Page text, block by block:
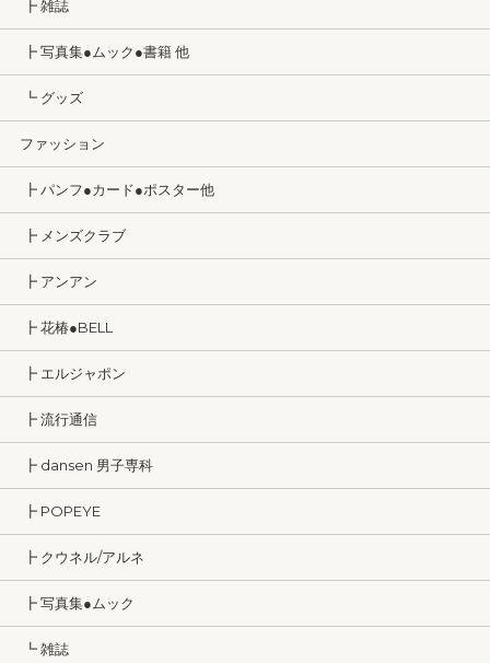
┣ 雑誌
┣ 写真集●ムック●書籍 他
┗ グッズ
ファッション
┣ パンフ●カード●ポスター他
┣ メンズクラブ
┣ アンアン
┣ 花椿●BELL
┣ エルジャポン
┣ 流行通信
┣ dansen 男子専科
┣ POPEYE
┣ クウネル/アルネ
┣ 写真集●ムック
┗ 雑誌